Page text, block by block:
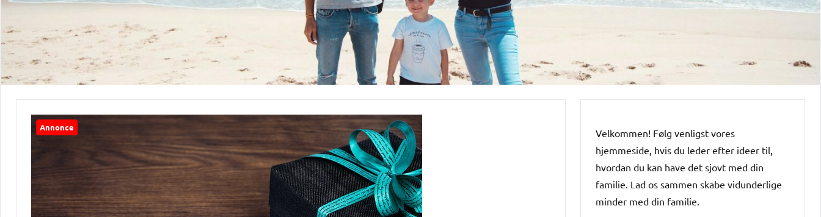
Annonce
Velkommen! Følg venligst vores
hjemmeside, hvis du leder efter ideer til,
hvordan du kan have det sjovt med din
familie. Lad os sammen skabe vidunderlige
minder med din familie.